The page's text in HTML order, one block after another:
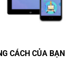
CÁCH CỦA BẠN